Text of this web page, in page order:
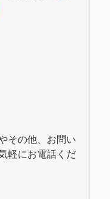
その他、お問い
軽にお電話くだ